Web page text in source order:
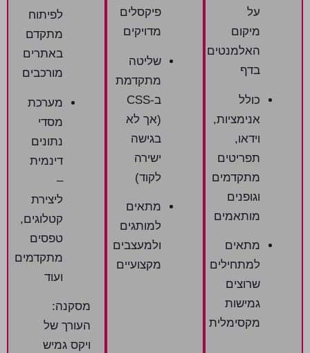
על
מיקום
האלמנטים
בדף
כולל
אנימציות,
וידאו,
תפריטים
מתקדמים
וגופנים
מותאמים
מתאים
למתחילים
שרוצים
גמישות
מקסימלית
פיקסלים
מדויקים
שליטה
מתקדמת
ב -CSS
(אך לא
בגישה
ישירה
לקוד)
מתאים
למותגים
ולמעצבים
מקצועיים
לפיתוח
מתקדם
באתרים
מורכבים
מערכת
מסדי
נתונים
דינמית
–
ליצירת
קטלוגים,
טפסים
מתקדמים
ועוד
מסקנה:
העורך של
ויקס גמיש